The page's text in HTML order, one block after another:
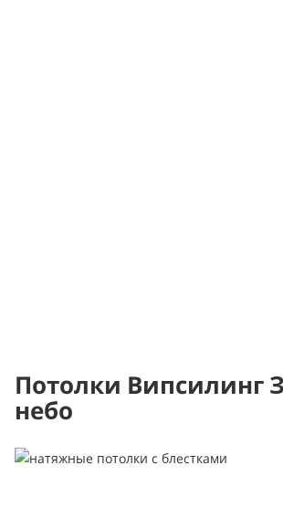
Потолки Випсилинг
небо